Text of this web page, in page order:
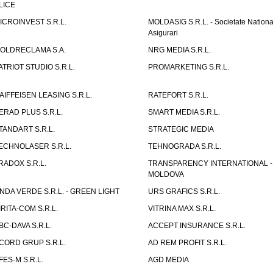
S.R.L.
MOLDASIG S.R.L. - Societate
Asigurari
S.A.
NRG MEDIA S.R.L.
STUDIO S.R.L.
PROMARKETING S.R.L.
LEASING S.R.L.
RATEFORT S.R.L.
PLUS S.R.L.
SMART MEDIA S.R.L.
S.R.L.
STRATEGIC MEDIA
S.R.L.
TEHNOGRADA S.R.L.
S.R.L.
TRANSPARENCY INTERNATIONAL -
MOLDOVA
VERDE S.R.L. - GREEN LIGHT
URS GRAFICS S.R.L.
COM S.R.L.
VITRINA MAX S.R.L.
DAVA S.R.L.
ACCEPT INSURANCE S.R.L.
GRUP S.R.L.
AD REM PROFIT S.R.L.
M S.R.L.
AGD MEDIA